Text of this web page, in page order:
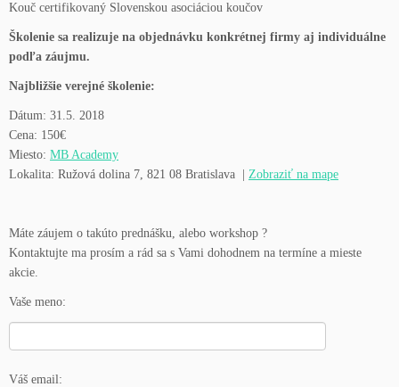
Kouč certifikovaný Slovenskou asociáciou koučov
Školenie sa realizuje na objednávku konkrétnej firmy aj individuálne
podľa záujmu.
Najbližšie verejné školenie:
Dátum: 31.5. 2018
Cena: 150€
Miesto: MB Academy
Lokalita: Ružová dolina 7, 821 08 Bratislava Zobraziť na mape
Máte záujem o takúto prednášku, alebo workshop ?
Kontaktujte ma prosím a rád sa s Vami dohodnem na termíne a mieste
akcie.
Vaše meno:
Váš email: